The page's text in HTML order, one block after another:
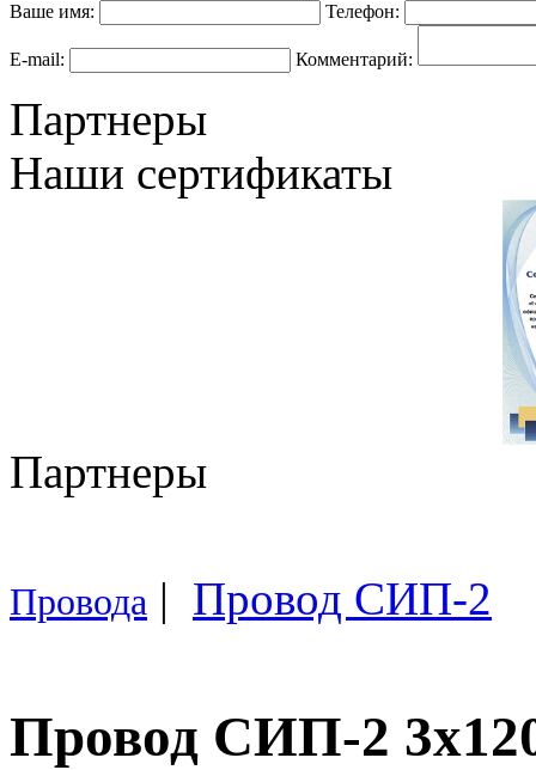
Ваше имя: Телефон:
E-mail: Комментарий:
Партнеры
Наши сертификаты
Партнеры
Провода | Провод СИП-2
Провод СИП-2